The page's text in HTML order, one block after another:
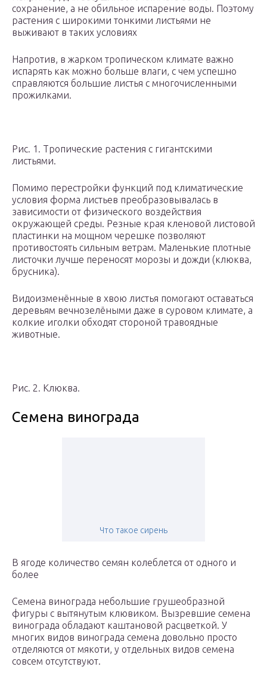
сохранение, а не обильное испарение воды. Поэтому
растения с широкими тонкими листьями не
выживают в таких условиях
Напротив, в жарком тропическом климате важно
испарять как можно больше влаги, с чем успешно
справляются большие листья с многочисленными
прожилками.
Рис. 1. Тропические растения с гигантскими
листьями.
Помимо перестройки функций под климатические
условия форма листьев преобразовывалась в
зависимости от физического воздействия
окружающей среды. Резные края кленовой листовой
пластинки на мощном черешке позволяют
противостоять сильным ветрам. Маленькие плотные
листочки лучше переносят морозы и дожди (клюква,
брусника).
Видоизменённые в хвою листья помогают оставаться
деревьям вечнозелёными даже в суровом климате, а
колкие иголки обходят стороной травоядные
животные.
Рис. 2. Клюква.
Семена винограда
Что такое сирень
В ягоде количество семян колеблется от одного и
более
Семена винограда небольшие грушеобразной
фигуры с вытянутым клювиком. Вызревшие семена
винограда обладают каштановой расцветкой. У
многих видов винограда семена довольно просто
отделяются от мякоти, у отдельных видов семена
совсем отсутствуют.